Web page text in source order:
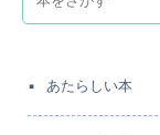
あたらしい本